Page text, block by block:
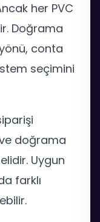
her PVC
Doğrama
conta
seçimini
doğrama
Uygun
farklı